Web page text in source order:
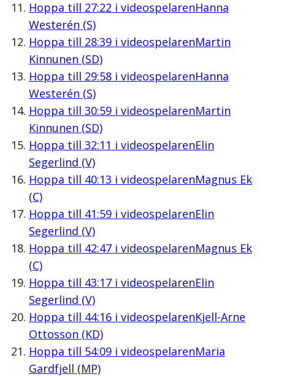
Hoppa till 27:22 i videospelarenHanna
Westerén (S)
Hoppa till 28:39i videospelarenMartin
Kinnunen (SD)
Hoppa till 29:58i videospelarenHanna
Westerén (S)
Hoppa till 30:59i videospelarenMartin
Kinnunen (SD)
Hoppa till 32:11 i videospelarenElin
Segerlind (V)
Hoppa till 40:13 i videospelarenMagnus Ek
(C)
Hoppa till 41:59i videospelarenElin
Segerlind (V)
Hoppa till 42:47i videospelarenMagnus Ek
(C)
Hoppa till 43:17i videospelarenElin
Segerlind (V)
Hoppa till 44:16i videospelarenKjell-Arne
Ottosson (KD)
Hoppa till 54:09i videospelarenMaria
Gardfjell (MP)